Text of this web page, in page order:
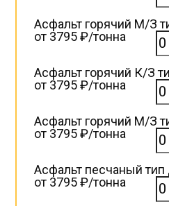
Асфальт горячий М/З
от 3795 ₽/тонна
Асфальт горячий К/З
от 3795 ₽/тонна
Асфальт горячий М/З
от 3795 ₽/тонна
Асфальт песчаный
от 3795 ₽/тонна